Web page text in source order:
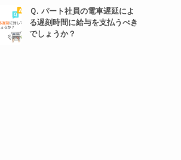
Ｑ. パート社員の電車遅延によ
る遅刻時間に給与を支払うべき
でしょうか？